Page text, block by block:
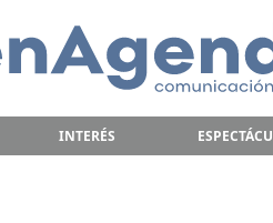
INTERÉS